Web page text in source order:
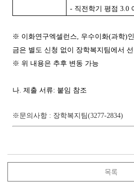
- 직전학기 평점 3.0
※ 이화연구엑셀런스, 우수이화(과학)
금은 별도 신청 없이 장학복지팀에서
※ 위 내용은 추후 변동 가능
나. 제출 서류: 붙임 참조
※문의사항 : 장학복지팀(3277-2834)
목록